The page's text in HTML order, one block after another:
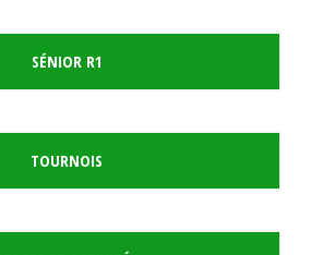
SÉNIOR R1
TOURNOIS